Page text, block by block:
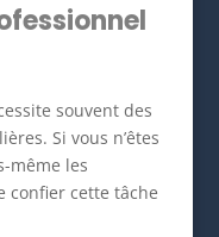
souvent des
Si vous n’êtes
même les
confier cette tâche